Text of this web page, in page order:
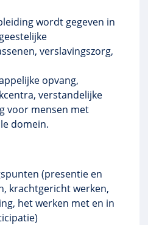
wordt gegeven in
verslavingszorg,
opvang,
verstandelijke
voor mensen met
domein.
(presentie en
krachtgericht werken,
het werken met en in